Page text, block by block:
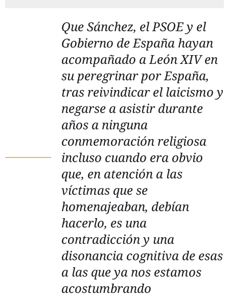
Que Sánchez, el PSOE y el
Gobierno de España hayan
acompañado a León XIV en
su peregrinar por España,
tras reivindicar el laicismo y
negarse a asistir durante
años a ninguna
conmemoración religiosa
incluso cuando era obvio
que, en atención a las
víctimas que se
homenajeaban, debían
hacerlo, es una
contradicción y una
disonancia cognitiva de esas
a las que ya nos estamos
acostumbrando